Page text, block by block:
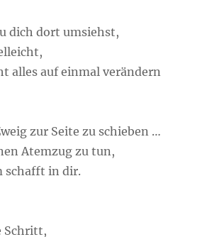
dich dort umsiehst,
alles auf einmal verändern
zur Seite zu schieben …
Atemzug zu tun,
schafft in dir.
Schritt,